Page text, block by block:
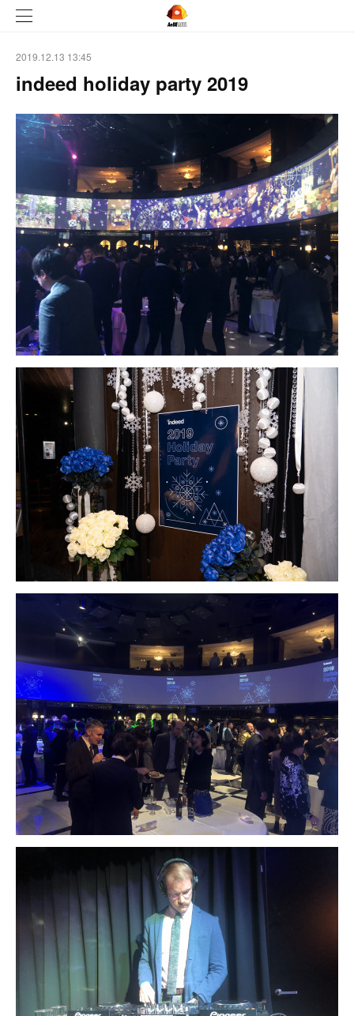
2019.12.13 13:45
indeed holiday party 2019